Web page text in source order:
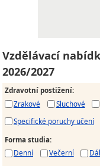
Vzdělávací
2026/2027
Zdravotní postižení:
Zrakové
Sluchové
Specifické poruchy učení
Forma studia:
Denní
Večerní